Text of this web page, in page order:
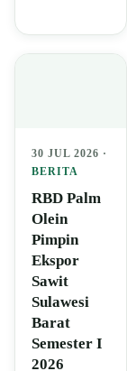
30 JUL 2026 ·
BERITA
RBD Palm
Olein
Pimpin
Ekspor
Sawit
Sulawesi
Barat
Semester I
2026